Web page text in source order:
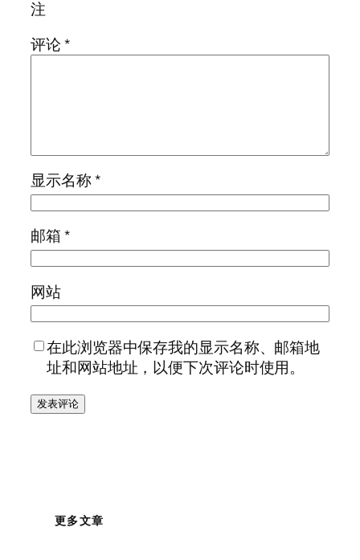
注
评论*
显示名称*
邮箱*
网站
在此浏览器中保存我的显示名称、邮箱地
址和网站地址，以便下次评论时使用。
更多文章